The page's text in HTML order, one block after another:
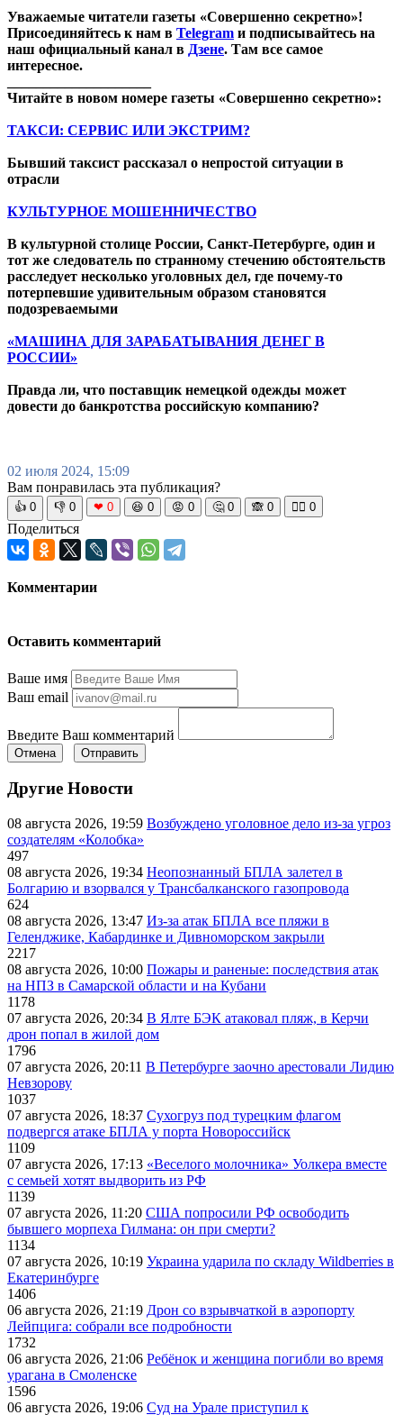
Уважаемые читатели газеты «Совершенно секретно»!
Присоединяйтесь к нам в Telegram и подписывайтесь на
наш официальный канал в Дзене. Там все самое
интересное.
Читайте в новом номере газеты «Совершенно секретно»:
ТАКСИ: СЕРВИС ИЛИ ЭКСТРИМ?
Бывший таксист рассказал о непростой ситуации в
отрасли
КУЛЬТУРНОЕ МОШЕННИЧЕСТВО
В культурной столице России, Санкт-Петербурге, один и
тот же следователь по странному стечению обстоятельств
расследует несколько уголовных дел, где почему-то
потерпевшие удивительным образом становятся
подозреваемыми
«МАШИНА ДЛЯ ЗАРАБАТЫВАНИЯ ДЕНЕГ В
РОССИИ»
Правда ли, что поставщик немецкой одежды может
довести до банкротства российскую компанию?
02 июля 2024, 15:09
Вам понравилась эта публикация?
👍 0 👎 0 ❤ 0 😆 0 😡 0 🤔 0 🙈 0 🧘‍♀️ 0
Поделиться
Комментарии
Оставить комментарий
Ваше имя
Ваш email
Введите Ваш комментарий
Отмена Отправить
Другие Новости
08 августа 2026, 19:59 Возбуждено уголовное дело из-за угроз
создателям «Колобка»
497
08 августа 2026, 19:34 Неопознанный БПЛА залетел в
Болгарию и взорвался у Трансбалканского газопровода
624
08 августа 2026, 13:47 Из-за атак БПЛА все пляжи в
Геленджике, Кабардинке и Дивноморском закрыли
2217
08 августа 2026, 10:00 Пожары и раненые: последствия атак
на НПЗ в Самарской области и на Кубани
1178
07 августа 2026, 20:34 В Ялте БЭК атаковал пляж, в Керчи
дрон попал в жилой дом
1796
07 августа 2026, 20:11 В Петербурге заочно арестовали Лидию
Невзорову
1037
07 августа 2026, 18:37 Сухогруз под турецким флагом
подвергся атаке БПЛА у порта Новороссийск
1109
07 августа 2026, 17:13 «Веселого молочника» Уолкера вместе
с семьей хотят выдворить из РФ
1139
07 августа 2026, 11:20 США попросили РФ освободить
бывшего морпеха Гилмана: он при смерти?
1134
07 августа 2026, 10:19 Украина ударила по складу Wildberries в
Екатеринбурге
1406
06 августа 2026, 21:19 Дрон со взрывчаткой в аэропорту
Лейпцига: собрали все подробности
1732
06 августа 2026, 21:06 Ребёнок и женщина погибли во время
урагана в Смоленске
1596
06 августа 2026, 19:06 Суд на Урале приступил к